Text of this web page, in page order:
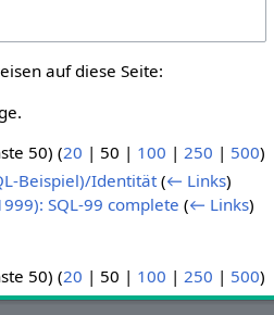
auf diese Seite:
50) (20 | 50 | 100 | 250 | 500)
Beispiel)/Identität (← Links)
SQL-99 complete (← Links)
50) (20 | 50 | 100 | 250 | 500)